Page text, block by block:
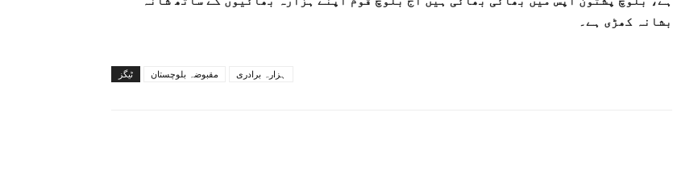
بشانہ کھڑی ہے۔
ٹیگز مقبوضہ بلوچستان ہزارہ برادری